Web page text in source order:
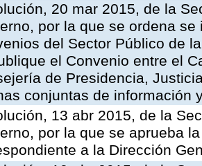
20 mar 2015, de la
por la que se ordena
del Sector Público de
el Convenio entre el
de Presidencia,
conjuntas de información
13 abr 2015, de la
por la que se aprueba
a la Dirección